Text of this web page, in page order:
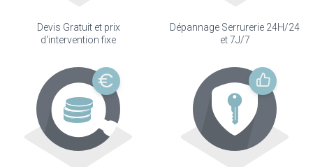
Devis Gratuit et prix
d'intervention fixe
Dépannage Serrurerie 24H/24
et 7J/7